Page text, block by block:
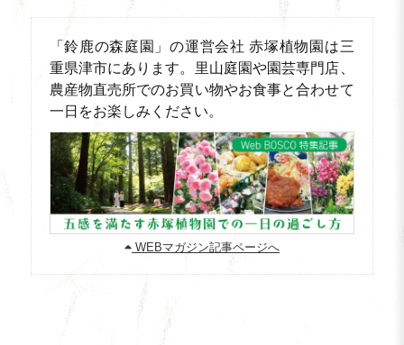
「鈴鹿の森庭園」の運営会社 赤塚植物園は三
重県津市にあります。里山庭園や園芸専門店、
農産物直売所でのお買い物やお食事と合わせて
一日をお楽しみください。
WEBマガジン記事ページへ